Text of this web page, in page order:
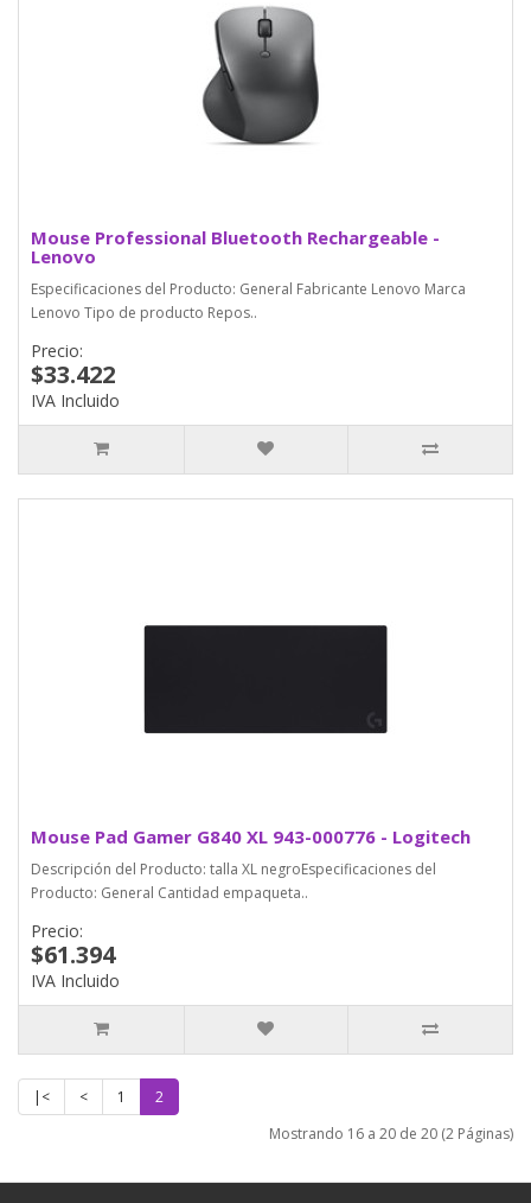
Mouse Professional Bluetooth Rechargeable -
Lenovo
Especificaciones del Producto: General Fabricante Lenovo Marca
Lenovo Tipo de producto Repos..
Precio:
$33.422
IVA Incluido
Mouse Pad Gamer G840 XL 943-000776 - Logitech
Descripción del Producto: talla XL negroEspecificaciones del
Producto: General Cantidad empaqueta..
Precio:
$61.394
IVA Incluido
|< < 1
2
Mostrando 16 a 20 de 20 (2 Páginas)